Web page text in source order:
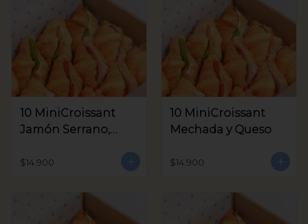
10 MiniCroissant
Jamón Serrano,
Aceitunas V.
$14.900
10 MiniCroissant
Mechada y Queso
$14.900